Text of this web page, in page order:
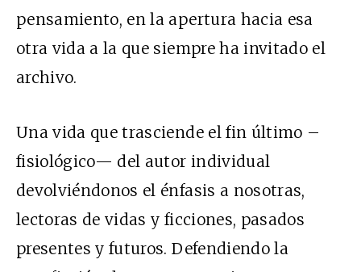
pensamiento, en la apertura hacia esa
otra vida a la que siempre ha invitado el
archivo.
Una vida que trasciende el fin último –
fisiológico— del autor individual
devolviéndonos el énfasis a nosotras,
lectoras de vidas y ficciones, pasados
presentes y futuros. Defendiendo la